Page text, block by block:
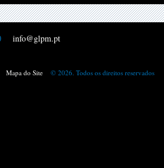
info@glpm.pt
Mapa do Site © 2026. Todos os direitos reservados